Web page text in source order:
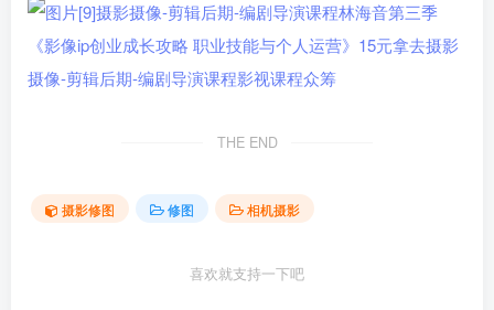
THE END
摄影修图 修图 相机摄影
喜欢就支持一下吧